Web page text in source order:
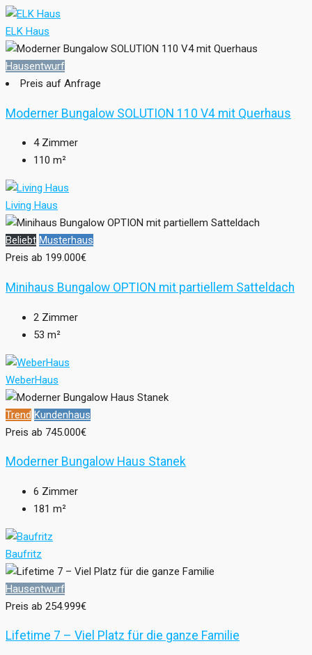
ELK Haus
Hausentwurf
Preis auf Anfrage
Moderner Bungalow SOLUTION 110 V4 mit Querhaus
4 Zimmer
110 m²
Living Haus
Beliebt Musterhaus
Preis ab 199.000€
Minihaus Bungalow OPTION mit partiellem Satteldach
2 Zimmer
53 m²
WeberHaus
Trend Kundenhaus
Preis ab 745.000€
Moderner Bungalow Haus Stanek
6 Zimmer
181 m²
Baufritz
Hausentwurf
Preis ab 254.999€
Lifetime 7 – Viel Platz für die ganze Familie